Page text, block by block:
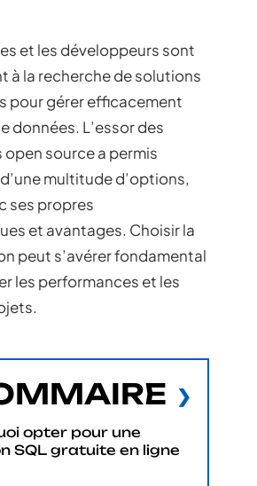
et les développeurs sont
à la recherche de solutions
pour gérer efficacement
données. L’essor des
source a permis
multitude d’options,
ses propres
et avantages. Choisir la
peut s’avérer fondamental
les performances et les
opter pour une
SQL gratuite en ligne